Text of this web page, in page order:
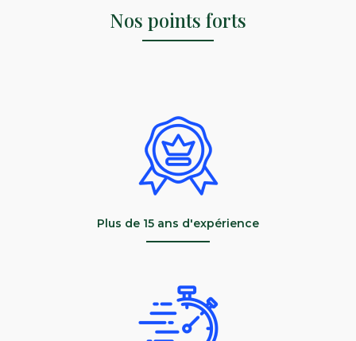
Nos points forts
Plus de 15 ans d'expérience